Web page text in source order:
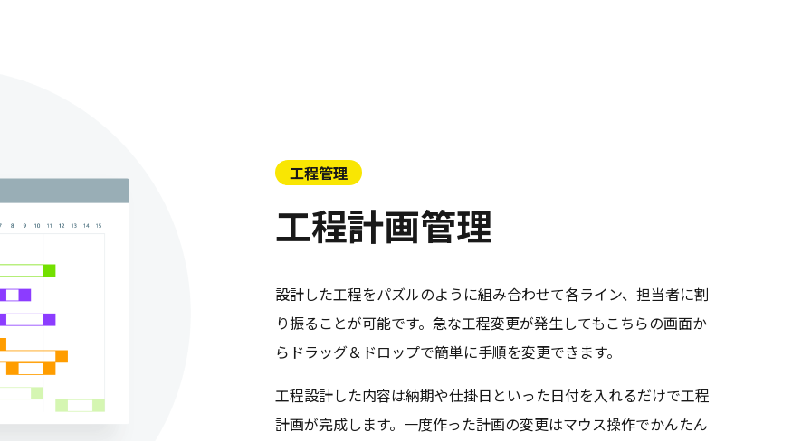
工程管理
工程計画管理
設計した工程をパズルのように組み合わせて各ライン、担当者に割
り振ることが可能です。急な工程変更が発生してもこちらの画面か
らドラッグ＆ドロップで簡単に手順を変更できます。
工程設計した内容は納期や仕掛日といった日付を入れるだけで工程
計画が完成します。一度作った計画の変更はマウス操作でかんたん